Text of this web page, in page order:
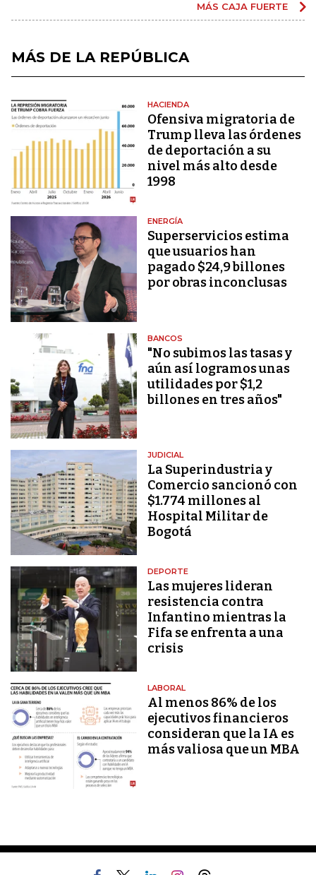
MÁS CAJA FUERTE
MÁS DE LA REPÚBLICA
HACIENDA
Ofensiva migratoria de
Trump lleva las órdenes
de deportación a su
nivel más alto desde
1998
ENERGÍA
Superservicios estima
que usuarios han
pagado $24,9 billones
por obras inconclusas
BANCOS
"No subimos las tasas y
aún así logramos unas
utilidades por $1,2
billones en tres años"
JUDICIAL
La Superindustria y
Comercio sancionó con
$1.774 millones al
Hospital Militar de
Bogotá
DEPORTE
Las mujeres lideran
resistencia contra
Infantino mientras la
Fifa se enfrenta a una
crisis
LABORAL
Al menos 86% de los
ejecutivos financieros
consideran que la IA es
más valiosa que un MBA